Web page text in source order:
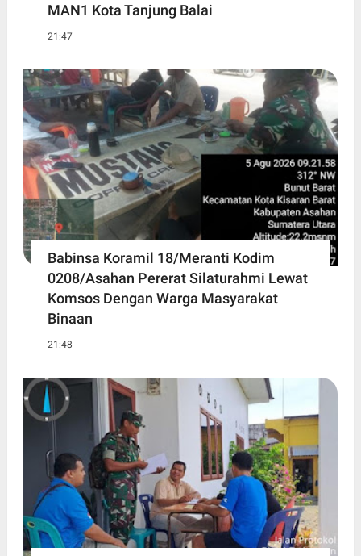
MAN1 Kota Tanjung Balai
21:47
Babinsa Koramil 18/Meranti Kodim
0208/Asahan Pererat Silaturahmi Lewat
Komsos Dengan Warga Masyarakat
Binaan
21:48